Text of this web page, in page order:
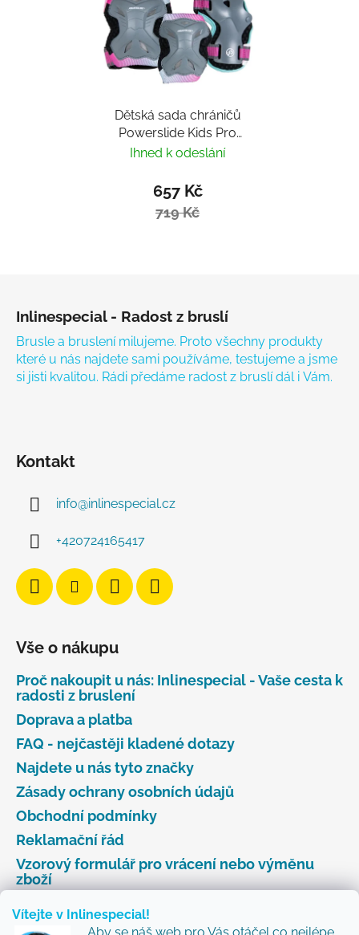
Vítejte v Inlinespecial!
Dětská sada chráničů
Powerslide Kids Pro
Girls
Ihned k odeslání
657 Kč
719 Kč
Inlinespecial - Radost z bruslí
Brusle a bruslení milujeme. Proto všechny produkty
které u nás najdete sami používáme, testujeme a jsme
si jisti kvalitou. Rádi předáme radost z bruslí dál i Vám.
Kontakt
info@inlinespecial.cz
+420724165417
Vše o nákupu
Proč nakoupit u nás: Inlinespecial - Vaše cesta k
radosti z bruslení
Doprava a platba
FAQ - nejčastěji kladené dotazy
Najdete u nás tyto značky
Zásady ochrany osobních údajů
Obchodní podmínky
Reklamační řád
Vzorový formulář pro vrácení nebo výměnu
zboží